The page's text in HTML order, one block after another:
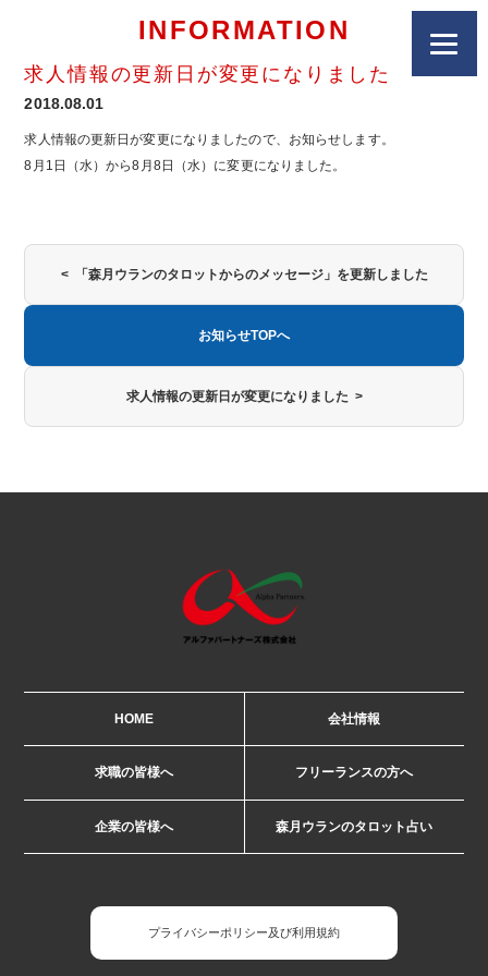
INFORMATION
求人情報の更新日が変更になりました
2018.08.01
求人情報の更新日が変更になりましたので、お知らせします。
8月1日（水）から8月8日（水）に変更になりました。
< 「森月ウランのタロットからのメッセージ」を更新しました
お知らせTOPへ
求人情報の更新日が変更になりました >
HOME 会社情報
求職の皆様へ フリーランスの方へ
企業の皆様へ 森月ウランのタロット占い
プライバシーポリシー及び利用規約